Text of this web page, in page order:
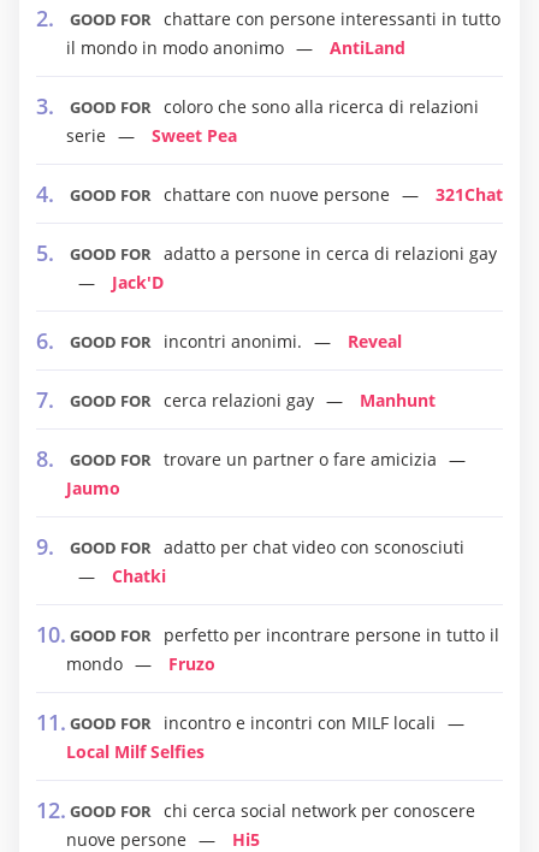
GOOD FOR chattare con persone interessanti in tutto
il mondo in modo anonimo
AntiLand
GOOD FOR coloro che sono alla ricerca di relazioni
serie
Sweet Pea
GOOD FOR chattare con nuove persone 321Chat
GOOD FOR adatto a persone in cerca di relazioni gay
Jack'D
GOOD FOR incontri anonimi. Reveal
GOOD FOR cerca relazioni gay Manhunt
GOOD FOR trovare un partner o fare amicizia
Jaumo
GOOD FOR adatto per chat video con sconosciuti
Chatki
GOOD FOR
perfetto per incontrare persone in tutto il
mondo
Fruzo
GOOD FOR
incontro e incontri con MILF locali
Local Milf Selfies
GOOD FOR chi cerca social network per conoscere
nuove persone
Hi5